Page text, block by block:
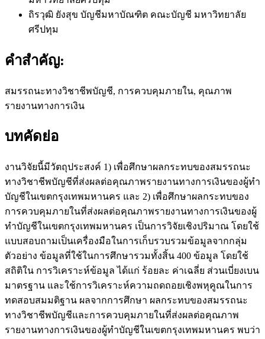
ถิรวุฒิ ยังสุข บัญชีมหาบัณฑิต คณะบัญชี มหาวิทยาลัย
ศรีปทุม
คำสำคัญ:
สมรรถนะทางวิชาชีพบัญชี, การควบคุมภายใน, คุณภาพ
รายงานทางการเงิน
บทคัดย่อ
งานวิจัยนี้มีวัตถุประสงค์ 1) เพื่อศึกษาผลกระทบของสมรรถนะ
ทางวิชาชีพบัญชีที่ส่งผลต่อคุณภาพรายงานทางการเงินของผู้ทำ
บัญชีในเขตกรุงเทพมหานคร และ 2) เพื่อศึกษาผลกระทบของ
การควบคุมภายในที่ส่งผลต่อคุณภาพรายงานทางการเงินของผู้
ทำบัญชีในเขตกรุงเทพมหานคร เป็นการวิจัยเชิงปริมาณ โดยใช้
แบบสอบถามเป็นเครื่องมือในการเก็บรวบรวมข้อมูลจากกลุ่ม
ตัวอย่าง ข้อมูลที่ใช้ในการศึกษารวมทั้งสิ้น 400 ข้อมูล โดยใช้
สถิติใน การวิเคราะห์ข้อมูล ได้แก่ ร้อยละ ค่าเฉลี่ย ส่วนเบี่ยงเบน
มาตรฐาน และใช้การวิเคราะห์ความถดถอยเชิงพหุคูณในการ
ทดสอบสมมติฐาน ผลจากการศึกษา ผลกระทบของสมรรถนะ
ทางวิชาชีพบัญชีและการควบคุมภายในที่ส่งผลต่อคุณภาพ
รายงานทางการเงินของผู้ทำบัญชีในเขตกรุงเทพมหานคร พบว่า